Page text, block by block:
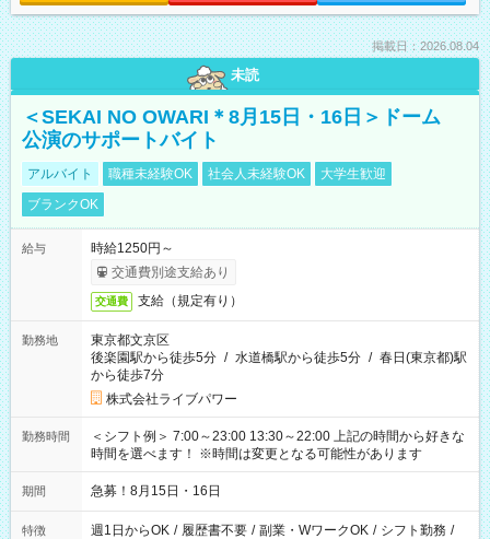
掲載日：2026.08.04
未読
＜SEKAI NO OWARI＊8月15日・16日＞ドーム
公演のサポートバイト
アルバイト 職種未経験OK 社会人未経験OK
大学生歓迎
ブランクOK
給与
時給1250円～
交通費別途支給あり
交通費 支給（規定有り）
勤務地
東京都文京区
後楽園駅から徒歩5分 / 水道橋駅から徒歩5分 / 春日(東京都)駅
から徒歩7分
株式会社ライブパワー
勤務時間
＜シフト例＞ 7:00～23:00 13:30～22:00 上記の時間から好きな
時間を選べます！ ※時間は変更となる可能性があります
期間 急募！8月15日・16日
特徴 週1日からOK / 履歴書不要 / 副業・WワークOK / シフト勤務 /